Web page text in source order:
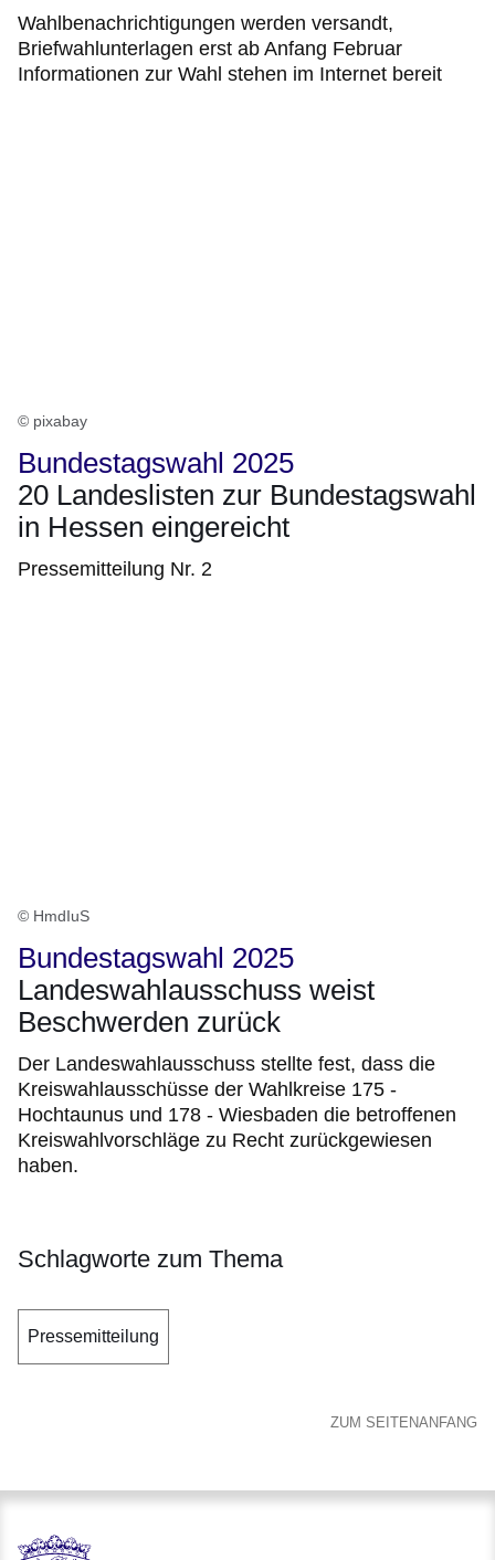
Wahlbenachrichtigungen werden versandt,
Briefwahlunterlagen erst ab Anfang Februar
Informationen zur Wahl stehen im Internet bereit
© pixabay
Bundestagswahl 2025
20 Landeslisten zur Bundestagswahl
in Hessen eingereicht
Pressemitteilung Nr. 2
© HmdIuS
Bundestagswahl 2025
Landeswahlausschuss weist
Beschwerden zurück
Der Landeswahlausschuss stellte fest, dass die
Kreiswahlausschüsse der Wahlkreise 175 -
Hochtaunus und 178 - Wiesbaden die betroffenen
Kreiswahlvorschläge zu Recht zurückgewiesen
haben.
Schlagworte zum Thema
Pressemitteilung
ZUM SEITENANFANG